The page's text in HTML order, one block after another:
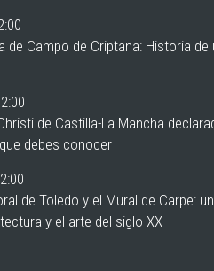
de Campo de Criptana: Historia de
de Castilla-La Mancha
debes conocer
de Toledo y el Mural de Carpe:
y el arte del siglo XX